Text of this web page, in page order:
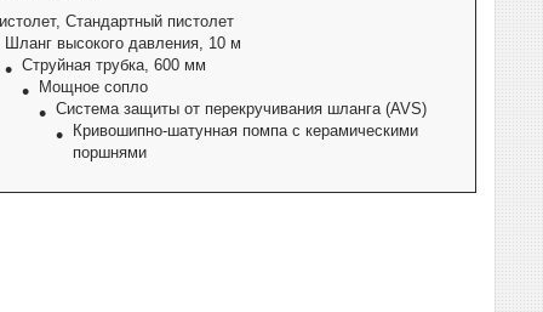
Стандартный пистолет
Шланг высокого давления, 10 м
Струйная трубка, 600 мм
Мощное сопло
Система защиты от перекручивания шланга (AVS)
Кривошипно-шатунная помпа с керамическими
поршнями